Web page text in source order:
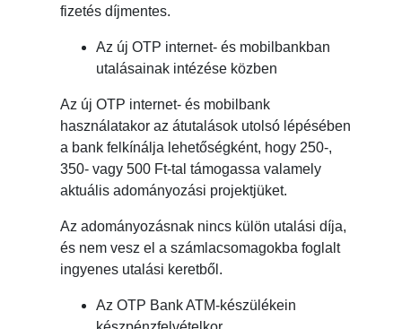
fizetés díjmentes.
Az új OTP internet- és mobilbankban
utalásainak intézése közben
Az új OTP internet- és mobilbank
használatakor az átutalások utolsó lépésében
a bank felkínálja lehetőségként, hogy 250-,
350- vagy 500 Ft-tal támogassa valamely
aktuális adományozási projektjüket.
Az adományozásnak nincs külön utalási díja,
és nem vesz el a számlacsomagokba foglalt
ingyenes utalási keretből.
Az OTP Bank ATM-készülékein